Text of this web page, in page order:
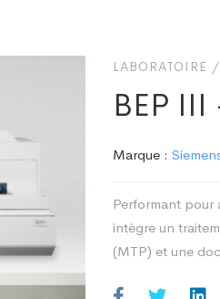
LABORATOIRE /
BEP III
Marque :
Performant pour
intègre un
(MTP) et une